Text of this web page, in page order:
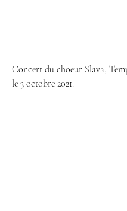
Concert du choeur Slava,
le 3 octobre 2021.